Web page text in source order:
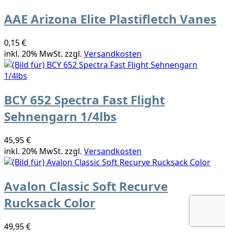
AAE Arizona Elite Plastifletch Vanes
0,15 €
inkl. 20% MwSt. zzgl. Versandkosten
BCY 652 Spectra Fast Flight
Sehnengarn 1/4lbs
45,95 €
inkl. 20% MwSt. zzgl. Versandkosten
Avalon Classic Soft Recurve
Rucksack Color
49,95 €